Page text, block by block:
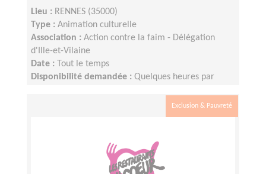
Lieu : RENNES (35000)
Type : Animation culturelle
Association : Action contre la faim - Délégation
d'Ille-et-Vilaine
Date :
Tout le temps
Disponibilité demandée : Quelques heures par
Exclusion & Pauvreté